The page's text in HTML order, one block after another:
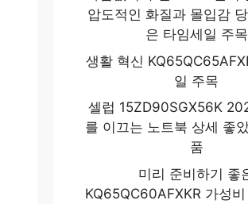
압도적인 화질과 몰입감
은 타임세일 주목
생활 혁신
일 주목
셀럽 15ZD90SGX56K
를 이끄는 노트북 상세 좋
품
미리 준비하기 좋
KQ65QC60AFXKR 가성